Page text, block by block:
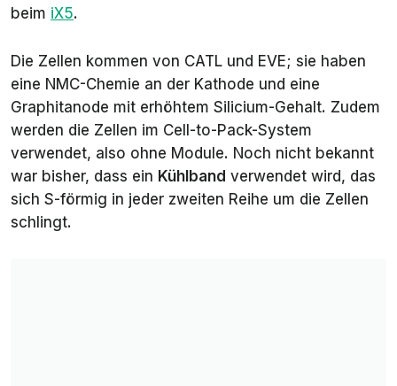
beim iX5.
Die Zellen kommen von CATL und EVE; sie haben
eine NMC-Chemie an der Kathode und eine
Graphitanode mit erhöhtem Silicium-Gehalt. Zudem
werden die Zellen im Cell-to-Pack-System
verwendet, also ohne Module. Noch nicht bekannt
war bisher, dass ein Kühlband verwendet wird, das
sich S-förmig in jeder zweiten Reihe um die Zellen
schlingt.